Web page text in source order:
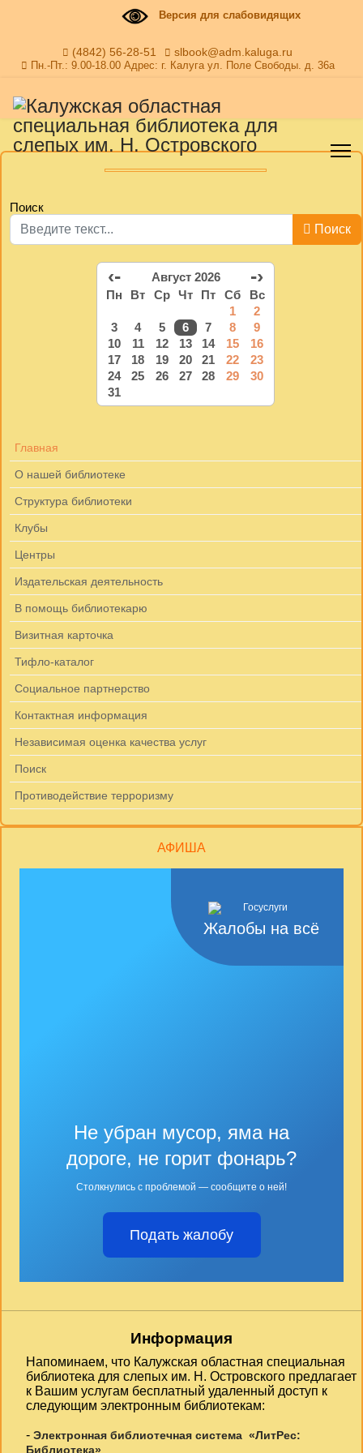
Версия для слабовидящих
(4842) 56-28-51 slbook@adm.kaluga.ru
Пн.-Пт.: 9.00-18.00 Адрес: г. Калуга ул. Поле Свободы. д. 36а
Поиск
Поиск
‹- Август 2026 -›
Пн Вт Ср Чт Пт Сб
Вс
1
2
3
4 5 6 7 8
9
10
11 12 13 14 15
16
17
18 19 20 21 22
23
24
25 26 27 28 29
30
31
Главная
О нашей библиотеке
Структура библиотеки
Клубы
Центры
Издательская деятельность
В помощь библиотекарю
Визитная карточка
Тифло-каталог
Социальное партнерство
Контактная информация
Независимая оценка качества услуг
Поиск
Противодействие терроризму
АФИША
Жалобы на всё
Не убран мусор, яма на
дороге, не горит фонарь?
Столкнулись с проблемой — сообщите о ней!
Подать жалобу
Информация
Напоминаем, что Калужская областная специальная
библиотека для слепых им. Н. Островского предлагает
к Вашим услугам бесплатный удаленный доступ к
следующим электронным библиотекам:
- Электронная библиотечная система «ЛитРес:
Библиотека»